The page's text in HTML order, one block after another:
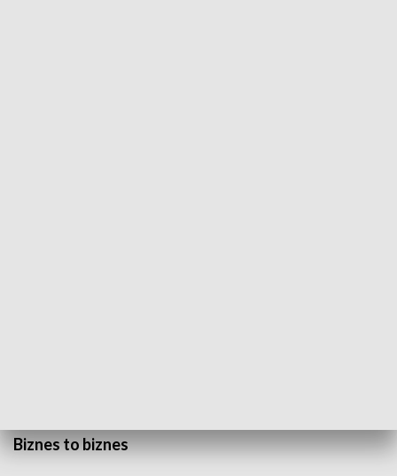
Biznes to biznes